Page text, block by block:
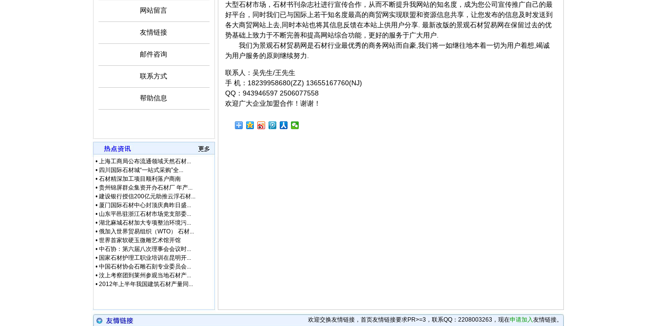
网站留言
友情链接
邮件咨询
联系方式
帮助信息
• 上海工商局公布流通领域天然石材...
• 四川国际石材城“一站式采购”全...
• 石材精深加工项目顺利落户商南
• 贵州锦屏群众集资开办石材厂 年产...
• 建设银行授信200亿元助推云浮石材...
• 厦门国际石材中心封顶庆典昨日盛...
• 山东平邑驻浙江石材市场党支部委...
• 湖北麻城石材加大专项整治环境污...
• 俄加入世界贸易组织（WTO） 石材...
• 世界首家软硬玉微雕艺术馆开馆
• 中石协：第六届八次理事会会议时...
• 国家石材护理工职业培训在昆明开...
• 中国石材协会石雕石刻专业委员会...
• 汶上考察团到莱州参观当地石材产...
• 2012年上半年我国建筑石材产量同...
大型石材市场，石材书刊杂志社进行宣传合作，从而不断提升我网站的知名度，成为您公司宣传推广自己的最
好平台，同时我们已与国际上若干知名度最高的商贸网实现联盟和资源信息共享，让您发布的信息及时发送到
各大商贸网站上去,同时本站也将其信息反馈在本站上供用户分享. 最新改版的景观石材贸易网在保留过去的优
势基础上致力于不断完善和提高网站综合功能，更好的服务于广大用户.
我们为景观石材贸易网是石材行业最优秀的商务网站而自豪,我们将一如继往地本着一切为用户着想,竭诚
为用户服务的原则继续努力.
联系人：吴先生/王先生
手 机：18239958680(ZZ) 13655167760(NJ)
QQ：943946597 2506077558
欢迎广大企业加盟合作！谢谢！
欢迎交换友情链接，首页友情链接要求PR>=3，联系QQ：2208003263，现在申请加入友情链接。